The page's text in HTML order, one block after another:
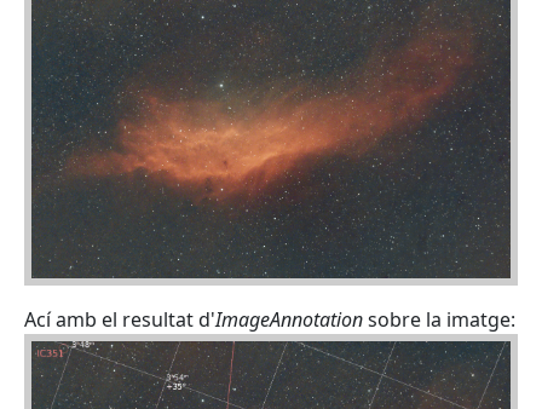
Ací amb el resultat d'ImageAnnotationsobre la imatge: